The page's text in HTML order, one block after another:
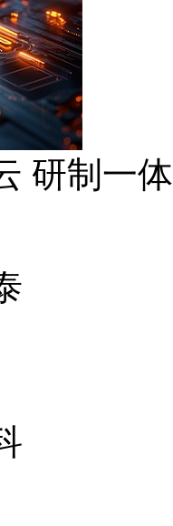
研制一